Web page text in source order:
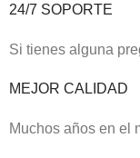
24/7 SOPORTE
Si tienes alguna
MEJOR CALIDAD
Muchos años en el